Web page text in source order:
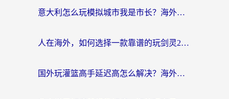
意大利怎么玩模拟城市我是市长？海外党国服游戏加速终极攻略（附三国3量子特攻解决办法）
人在海外，如何选择一款靠谱的玩剑灵2加速器？
国外玩灌篮高手延迟高怎么解决？海外玩家国服游戏加速终极指南